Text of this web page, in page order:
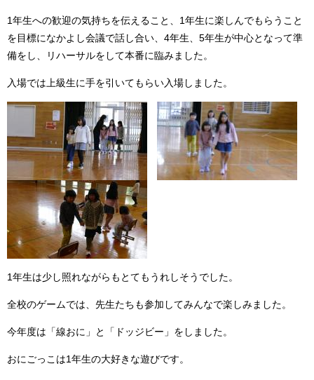
1年生への歓迎の気持ちを伝えること、1年生に楽しんでもらうこと
を目標になかよし会議で話し合い、4年生、5年生が中心となって準
備をし、リハーサルをして本番に臨みました。
入場では上級生に手を引いてもらい入場しました。
1年生は少し照れながらもとてもうれしそうでした。
全校のゲームでは、先生たちも参加してみんなで楽しみました。
今年度は「線おに」と「ドッジビー」をしました。
おにごっこは1年生の大好きな遊びです。